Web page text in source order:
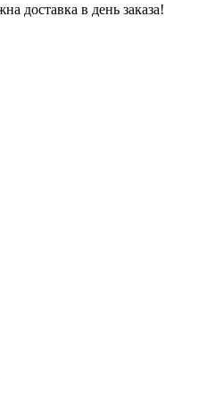
доставка в день заказа!